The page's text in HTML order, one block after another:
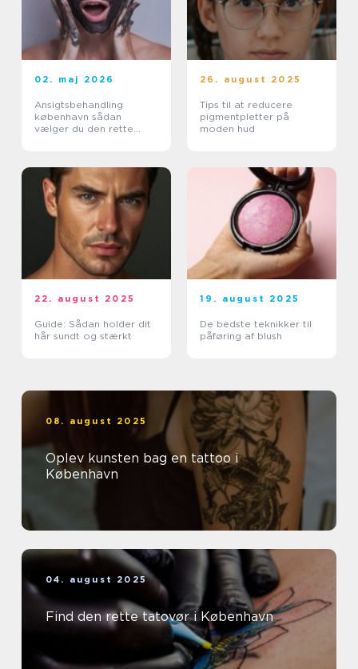
02. maj 2026
Ansigtsbehandling
københavn sådan
vælger du den rette
26. august 2025
Tips til at reducere
pigmentpletter på
moden hud
22. august 2025
Guide: Sådan holder dit
hår sundt og stærkt
19. august 2025
De bedste teknikker til
påføring af blush
08. august 2025
Oplev kunsten bag en tattoo i
København
04. august 2025
Find den rette tatovør i København